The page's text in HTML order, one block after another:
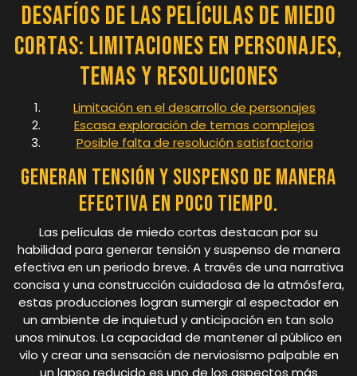
Desafíos de las Películas de Miedo
Cortas: Limitaciones en Personajes,
Temas y Resoluciones
Limitación en el desarrollo de personajes
Escasa exploración de temas complejos
Posible falta de resolución satisfactoria
Generan tensión y suspenso de manera
efectiva en poco tiempo.
Las películas de miedo cortas destacan por su
habilidad para generar tensión y suspenso de manera
efectiva en un periodo breve. A través de una narrativa
concisa y una construcción cuidadosa de la atmósfera,
estas producciones logran sumergir al espectador en
un ambiente de inquietud y anticipación en tan solo
unos minutos. La capacidad de mantener al público en
vilo y crear una sensación de nerviosismo palpable en
un lapso reducido es uno de los aspectos más